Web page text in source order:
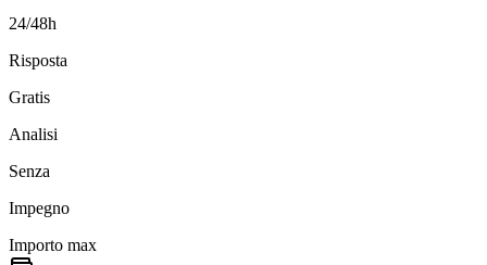
24/48h
Risposta
Gratis
Analisi
Senza
Impegno
Importo max